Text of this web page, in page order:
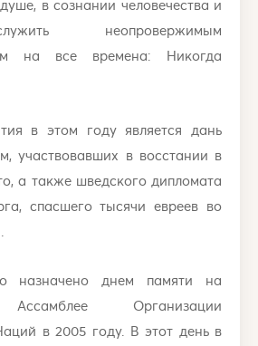
в сознании человечества и
неопровержимым
на все времена: Никогда
в этом году является дань
участвовавших в восстании в
а также шведского дипломата
спасшего тысячи евреев во
назначено днем памяти на
Ассамблее Организации
в 2005 году. В этот день в